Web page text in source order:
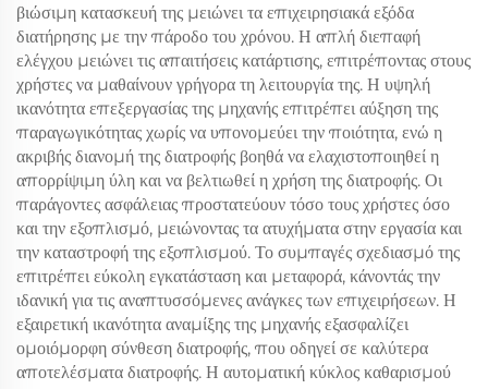
βιώσιμη κατασκευή της μειώνει τα επιχειρησιακά εξόδα
διατήρησης με την πάροδο του χρόνου. Η απλή διεπαφή
ελέγχου μειώνει τις απαιτήσεις κατάρτισης, επιτρέποντας στους
χρήστες να μαθαίνουν γρήγορα τη λειτουργία της. Η υψηλή
ικανότητα επεξεργασίας της μηχανής επιτρέπει αύξηση της
παραγωγικότητας χωρίς να υπονομεύει την ποιότητα, ενώ η
ακριβής διανομή της διατροφής βοηθά να ελαχιστοποιηθεί η
απορρίψιμη ύλη και να βελτιωθεί η χρήση της διατροφής. Οι
παράγοντες ασφάλειας προστατεύουν τόσο τους χρήστες όσο
και την εξοπλισμό, μειώνοντας τα ατυχήματα στην εργασία και
την καταστροφή της εξοπλισμού. Το συμπαγές σχεδιασμό της
επιτρέπει εύκολη εγκατάσταση και μεταφορά, κάνοντάς την
ιδανική για τις αναπτυσσόμενες ανάγκες των επιχειρήσεων. Η
εξαιρετική ικανότητα αναμίξης της μηχανής εξασφαλίζει
ομοιόμορφη σύνθεση διατροφής, που οδηγεί σε καλύτερα
αποτελέσματα διατροφής. Η αυτοματική κύκλος καθαρισμού